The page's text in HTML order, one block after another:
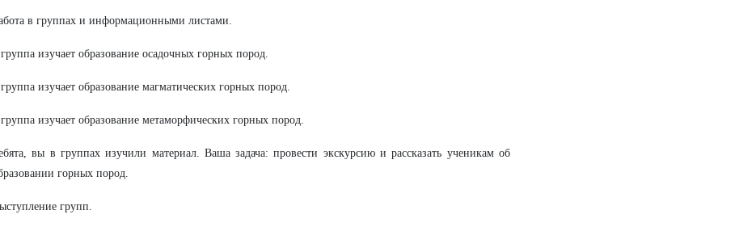
в группах и информационными листами.
изучает образование осадочных горных пород.
изучает образование магматических горных пород.
изучает образование метаморфических горных пород.
вы в группах изучили материал. Ваша задача: провести экскурсию и рассказать ученикам об
горных пород.
групп.